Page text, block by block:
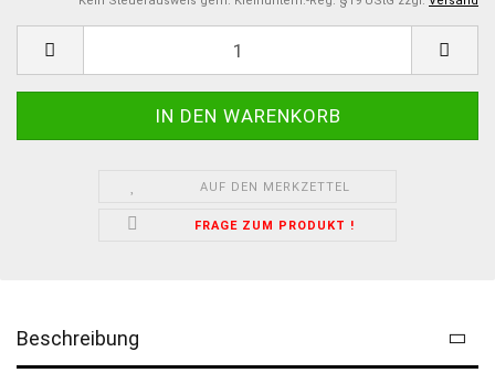
AUF DEN MERKZETTEL
FRAGE ZUM PRODUKT !
Beschreibung